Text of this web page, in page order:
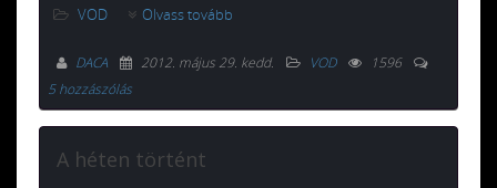
VOD Olvass tovább
DACA 2012. május 29. kedd. VOD
1596
5 hozzászólás
A héten történt